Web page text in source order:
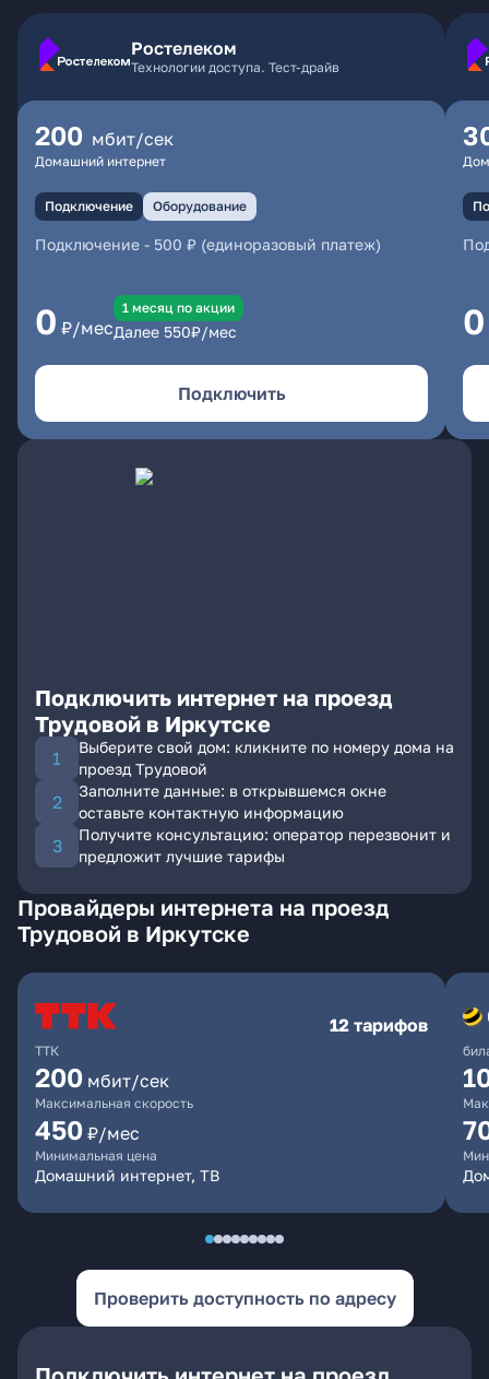
Ростелеком
Технологии доступа. Тест-драйв
200 мбит/сек
Домашний интернет
Подключение Оборудование
Подключение - 500 ₽ (единоразовый платеж)
0 ₽/мес
1 месяц по акции
Далее 550₽/мес
Подключить
0
Подключить интернет на проезд
Трудовой в Иркутске
Выберите свой дом: кликните по номеру дома на
проезд Трудовой
Заполните данные: в открывшемся окне
оставьте контактную информацию
Получите консультацию: оператор перезвонит и
предложит лучшие тарифы
Провайдеры интернета на проезд
Трудовой в Иркутске
ТТК
12 тарифов
200 мбит/сек
Максимальная скорость
450 ₽/мес
Минимальная цена
Домашний интернет, ТВ
Проверить доступность по адресу